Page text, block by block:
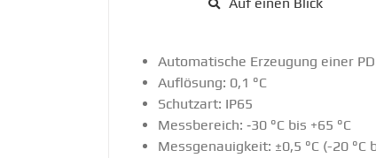
Automa­tische Erzeugung einer
Auflösung: 0,1 °C
Schutzart: IP65
Messbe­reich: ‑30 °C bis +65 °C
Messge­nau­igkeit: ±0,5 °C (-20 °C